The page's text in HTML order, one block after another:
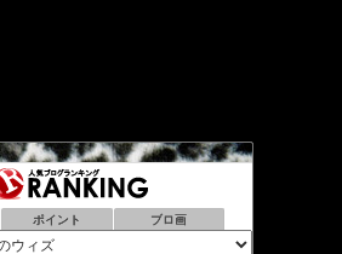
ポイント ブロ画